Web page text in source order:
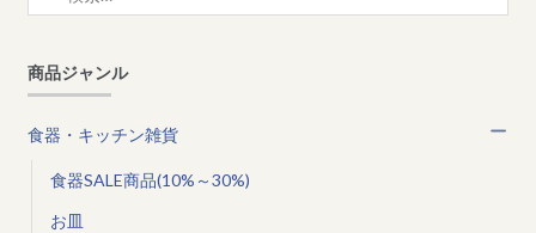
索:
商品ジャンル
食器・キッチン雑貨
食器SALE商品(10%～30%)
お皿